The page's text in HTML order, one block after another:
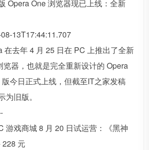
Opera One 浏览器现已上线：全新
13T17:44:11.707
在去年 4 月 25 日在 PC 上推出了全新
览器，也就是完全重新设计的 Opera
今日正式上线，但截至IT之家发稿
旧版。
游戏商城 8 月 20 日试运营：《黑神
元